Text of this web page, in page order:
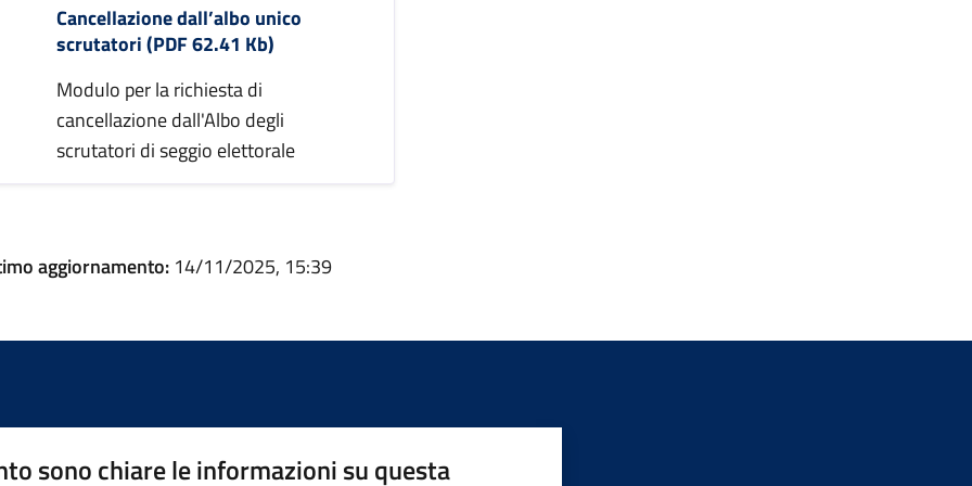
Cancellazione dall’albo unico
scrutatori (PDF 62.41 Kb)
Modulo per la richiesta di
cancellazione dall'Albo degli
scrutatori di seggio elettorale
aggiornamento: 14/11/2025, 15:39
sono chiare le informazioni su questa